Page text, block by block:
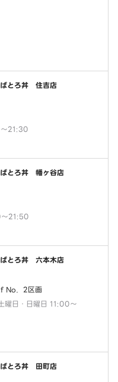
とろ丼 住吉店
21:30
とろ丼 幡ヶ谷店
21:50
とろ丼 六本木店
No．2区画
曜日・日曜日 11:00～
とろ丼 田町店